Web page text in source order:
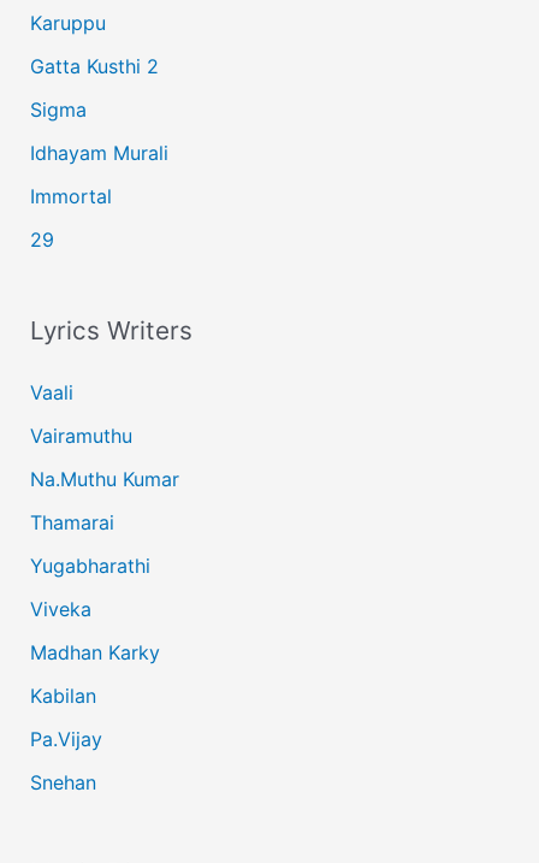
Karuppu
Gatta Kusthi 2
Sigma
Idhayam Murali
Immortal
29
Lyrics Writers
Vaali
Vairamuthu
Na.Muthu Kumar
Thamarai
Yugabharathi
Viveka
Madhan Karky
Kabilan
Pa.Vijay
Snehan